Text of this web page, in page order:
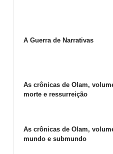
A Guerra de Narrativas
As crônicas de Olam,
morte e ressurreição
As crônicas de Olam,
mundo e submundo